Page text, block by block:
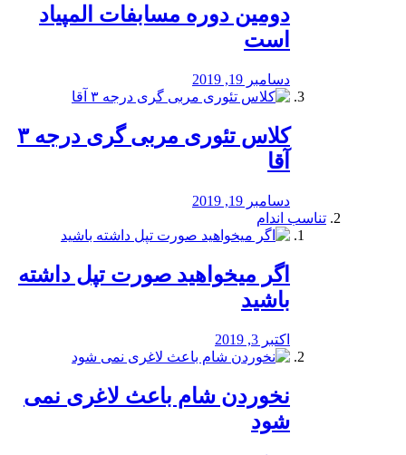
دومین دوره مسابفات المپیاد
است
دسامبر 19, 2019
کلاس تئوری مربی گری درجه ۳
آقا
دسامبر 19, 2019
تناسب اندام
اگر میخواهید صورت تپل داشته
باشید
اکتبر 3, 2019
نخوردن شام باعث لاغری نمی
‌شود